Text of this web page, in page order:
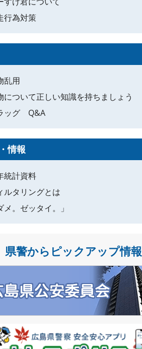
行為対策
乱用
について正しい知識を持ちましょう
ッグ Q&A
情報
統計資料
ルタリングとは
メ。ゼッタイ。」
県警からピックアップ情報